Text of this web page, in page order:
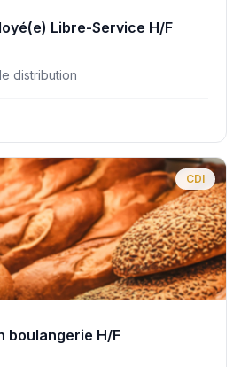
Libre-Service H/F
distribution
CDI
boulangerie H/F